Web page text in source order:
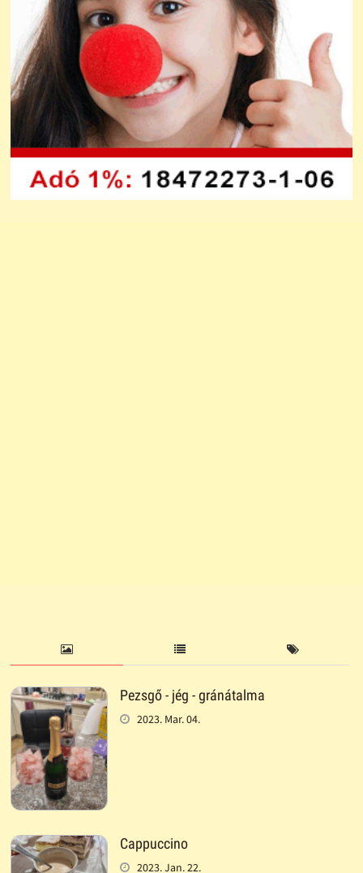
Pezsgő - jég - gránátalma
2023. Mar. 04.
Cappuccino
2023. Jan. 22.